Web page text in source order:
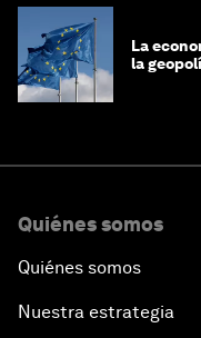
La
la
Quiénes somos
Quiénes somos
Nuestra estrategia